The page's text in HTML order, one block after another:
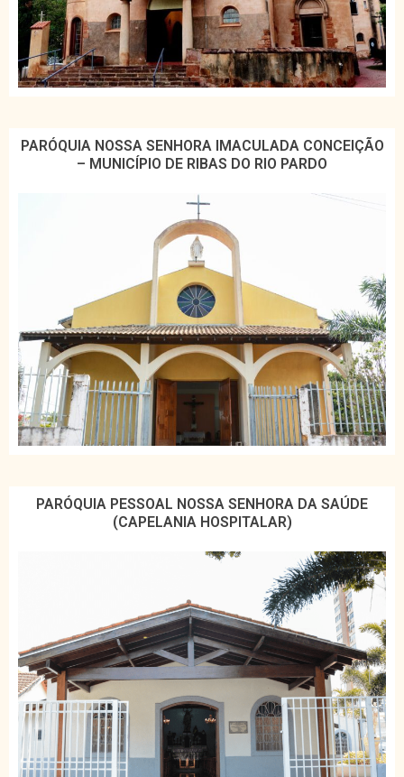
PARÓQUIA NOSSA SENHORA IMACULADA CONCEIÇÃO
– MUNICÍPIO DE RIBAS DO RIO PARDO
PARÓQUIA PESSOAL NOSSA SENHORA DA SAÚDE
(CAPELANIA HOSPITALAR)